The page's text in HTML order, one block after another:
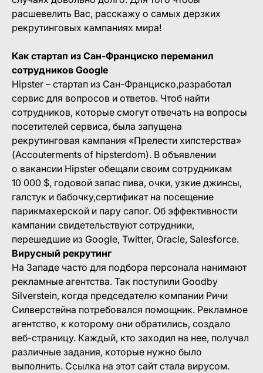
расшевелить Вас, расскажу о самых дерзких
рекрутинговых кампаниях мира!
Как стартап из Сан-Франциско переманил
сотрудников Google
Hipster – стартап из Сан-Франциско,разработал
сервис для вопросов и ответов. Чтоб найти
сотрудников, которые смогут отвечать на вопросы
посетителей сервиса, была запущена
рекрутинговая кампания «Прелести хипстерства»
(Accouterments of hipsterdom). В объявлении
о вакансии Hipster обещали своим сотрудникам
10 000 $, годовой запас пива, очки, узкие джинсы,
галстук и бабочку,сертификат на посещение
парикмахерской и пару сапог. Об эффективности
кампании свидетельствуют сотрудники,
перешедшие из Google, Twitter, Oracle, Salesforce.
Вирусный рекрутинг
На Западе часто для подбора персонала нанимают
рекламные агентства. Так поступили Goodby
Silverstein, когда председателю компании Ричи
Силверстейна потребовался помощник. Рекламное
агентство, к которому они обратились, создало
веб-страницу. Каждый, кто заходил на нее, получал
различные задания, которые нужно было
выполнить. Ссылка на этот сайт стала вирусом.